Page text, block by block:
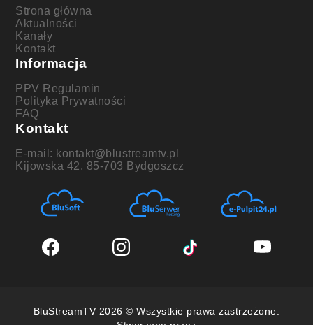
Strona główna
Aktualności
Kanały
Kontakt
Informacja
PPV Regulamin
Polityka Prywatności
FAQ
Kontakt
E-mail: kontakt@blustreamtv.pl
Kijowska 42, 85-703 Bydgoszcz
BluStreamTV 2026 © Wszystkie prawa zastrzeżone.